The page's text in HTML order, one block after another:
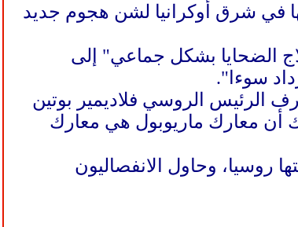
في شرق أوكرانيا لشن هجوم جديد
الضحايا بشكل جماعي" إلى
سوءا".
الرئيس الروسي فلاديمير بوتين
أن معارك ماريوبول هي معارك
روسيا، وحاول الانفصاليون